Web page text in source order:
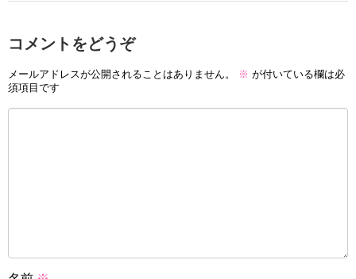
コメントをどうぞ
メールアドレスが公開されることはありません。 ※ が付いている欄は必
須項目です